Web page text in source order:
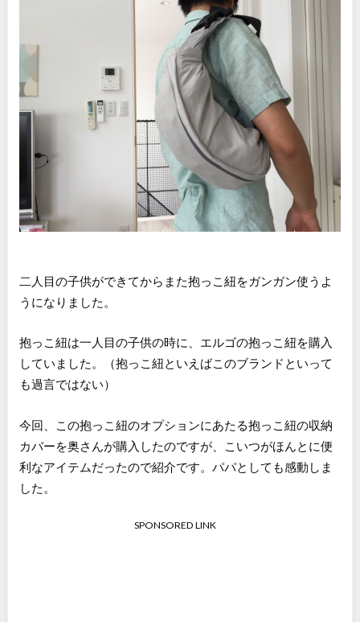
二人目の子供ができてからまた抱っこ紐をガンガン使うよ
うになりました。
抱っこ紐は一人目の子供の時に、エルゴの抱っこ紐を購入
していました。（抱っこ紐といえばこのブランドといって
も過言ではない）
今回、この抱っこ紐のオプションにあたる抱っこ紐の収納
カバーを奥さんが購入したのですが、こいつがほんとに便
利なアイテムだったので紹介です。パパとしても感動しま
した。
SPONSORED LINK